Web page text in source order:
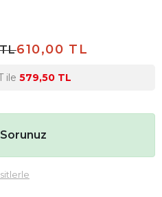
610,00 TL
ile 579,50 TL